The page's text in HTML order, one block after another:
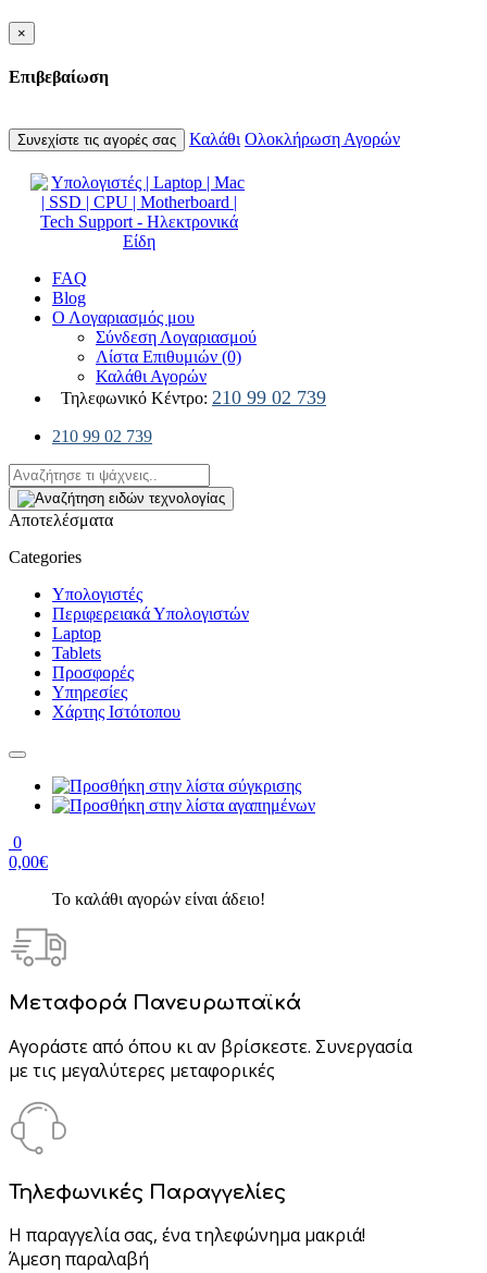
×
Επιβεβαίωση
Συνεχίστε τις αγορές σας Καλάθι Ολοκλήρωση Αγορών
FAQ
Blog
Ο Λογαριασμός μου
Σύνδεση Λογαριασμού
Λίστα Επιθυμιών (0)
Καλάθι Αγορών
Τηλεφωνικό Κέντρο: 210 99 02 739
210 99 02 739
Αποτελέσματα
Categories
Υπολογιστές
Περιφερειακά Υπολογιστών
Laptop
Tablets
Προσφορές
Υπηρεσίες
Χάρτης Ιστότοπου
0
0,00€
Το καλάθι αγορών είναι άδειο!
Μεταφορά Πανευρωπαϊκά
Αγοράστε από όπου κι αν βρίσκεστε. Συνεργασία
με τις μεγαλύτερες μεταφορικές
Τηλεφωνικές Παραγγελίες
Η παραγγελία σας, ένα τηλεφώνημα μακριά!
Άμεση παραλαβή